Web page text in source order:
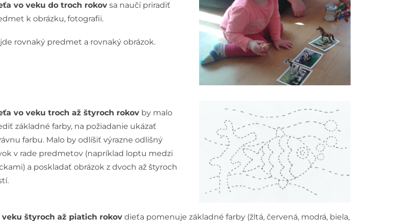
vo veku do troch rokovsa naučí priradiť
k obrázku, fotografii.
rovnaký predmet a rovnaký obrázok.
vo veku troch až štyroch rokovby malo
základné farby, na požiadanie ukázať
farbu. Malo by odlíšiť výrazne odlišný
v rade predmetov (napríklad loptu medzi
a poskladať obrázok z dvoch až štyroch
veku štyroch až piatich rokovdieťa pomenuje základné farby (žltá, červená, modrá, biela,